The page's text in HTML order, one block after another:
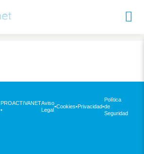
PROACTIVANET
•
Aviso
Legal
•Cookies•Privacidad•
Política
de
Seguridad